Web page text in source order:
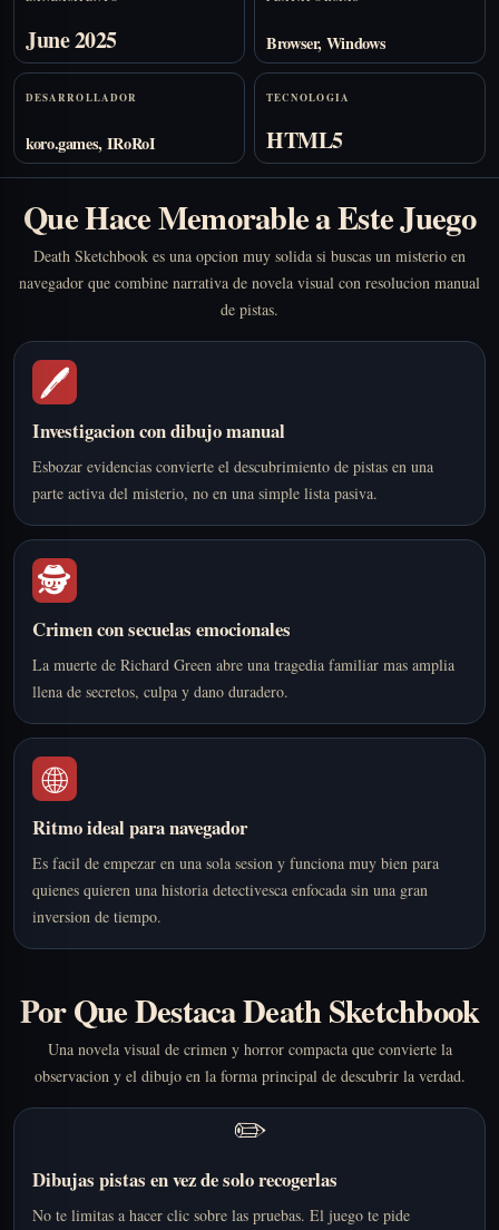
June 2025 Browser, Windows
DESARROLLADOR
koro.games, IRoRoI
TECNOLOGIA
HTML5
Que Hace Memorable a Este Juego
Death Sketchbook es una opcion muy solida si buscas un misterio en
navegador que combine narrativa de novela visual con resolucion manual
de pistas.
🖊️
Investigacion con dibujo manual
Esbozar evidencias convierte el descubrimiento de pistas en una
parte activa del misterio, no en una simple lista pasiva.
🕵️
Crimen con secuelas emocionales
La muerte de Richard Green abre una tragedia familiar mas amplia
llena de secretos, culpa y dano duradero.
🌐
Ritmo ideal para navegador
Es facil de empezar en una sola sesion y funciona muy bien para
quienes quieren una historia detectivesca enfocada sin una gran
inversion de tiempo.
Por Que Destaca Death Sketchbook
Una novela visual de crimen y horror compacta que convierte la
observacion y el dibujo en la forma principal de descubrir la verdad.
✏️
Dibujas pistas en vez de solo recogerlas
No te limitas a hacer clic sobre las pruebas. El juego te pide